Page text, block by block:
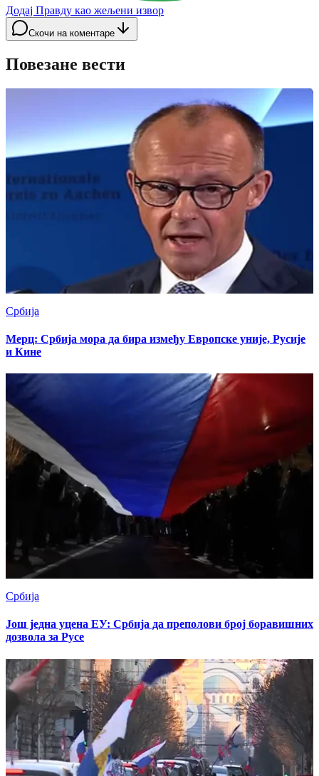
Додај Правду као жељени извор
Скочи на коментаре
Повезане вести
Србија
Мерц: Србија мора да бира између Европске уније, Русије
и Кине
Србија
Још једна уцена ЕУ: Србија да преполови број боравишних
дозвола за Русе